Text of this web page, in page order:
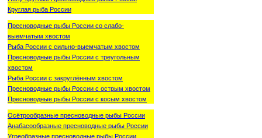
Круглая рыба России
Пресноводные рыбы России со слабо-
выемчатым хвостом
Рыба России с сильно-выемчатым хвостом
Пресноводные рыбы России с треугольным
хвостом
Рыба России с закруглённым хвостом
Пресноводные рыбы России с острым хвостом
Пресноводные рыбы России с косым хвостом
Осётрообразные пресноводные рыбы России
Анабасообразные пресноводные рыбы России
Угреобразные пресноводные рыбы России